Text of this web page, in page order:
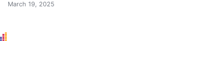
March 19, 2025